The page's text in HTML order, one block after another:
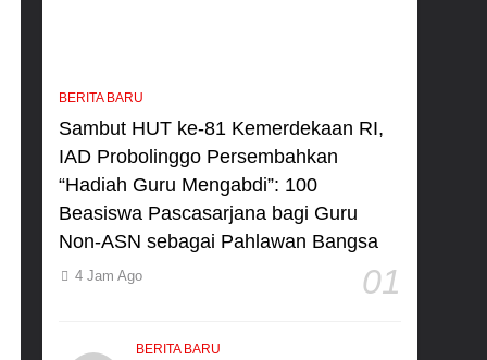
BERITA BARU
Sambut HUT ke-81 Kemerdekaan RI,
IAD Probolinggo Persembahkan
“Hadiah Guru Mengabdi”: 100
Beasiswa Pascasarjana bagi Guru
Non-ASN sebagai Pahlawan Bangsa
01
4 Jam Ago
BERITA BARU